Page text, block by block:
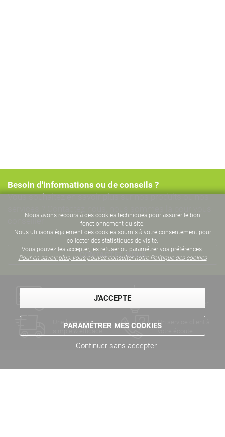
Besoin d'informations ou de conseils ?
Vous souhaitez en savoir plus sur nos produits ou nos
CONTACTEZ-NOUS
Une livraison
simple & efficace
Un service client à
votre écoute
Nous avons recours à des cookies techniques pour assurer le bon
fonctionnement du site.
Nous utilisons également des cookies soumis à votre consentement pour
collecter des statistiques de visite.
Vous pouvez les accepter, les refuser ou paramétrer vos préférences.
Pour en savoir plus, vous pouvez consulter notre Politique des cookies
J'ACCEPTE
PARAMÉTRER MES COOKIES
Continuer sans accepter